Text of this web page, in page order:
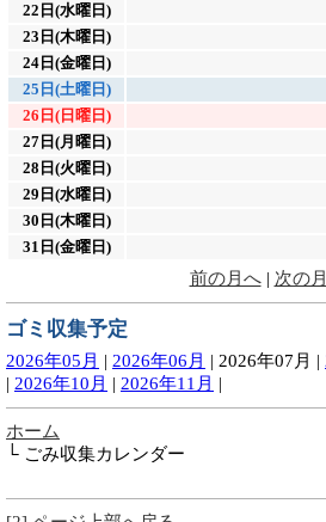
22日(水曜日)
23日(木曜日)
24日(金曜日)
25日(土曜日)
26日(日曜日)
27日(月曜日)
28日(火曜日)
29日(水曜日)
30日(木曜日)
31日(金曜日)
前の月へ| 次の
ゴミ収集予定
2026年05月 | 2026年06月 | 2026年07月 |
| 2026年10月 | 2026年11月 |
ホーム
└ ごみ収集カレンダー